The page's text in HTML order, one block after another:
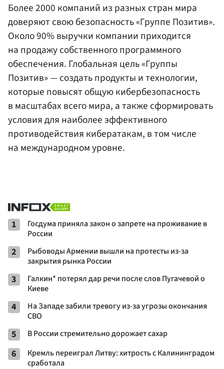
Более 2000 компаний из разных стран мира
доверяют свою безопасность «Группе Позитив».
Около 90% выручки компании приходится
на продажу собственного программного
обеспечения. Глобальная цель «Группы
Позитив» — создать продукты и технологии,
которые повысят общую кибербезопасность
в масштабах всего мира, а также сформировать
условия для наиболее эффективного
противодействия кибератакам, в том числе
на международном уровне.
1
Госдума приняла закон о запрете на проживание в
России
2
Рыбоводы Армении вышли на протесты из-за
закрытия рынка России
3
Галкин* потерял дар речи после слов Пугачевой о
Киеве
4
На Западе забили тревогу из-за угрозы окончания
СВО
5 В России стремительно дорожает сахар
6
Кремль переиграл Литву: хитрость с Калининградом
сработала